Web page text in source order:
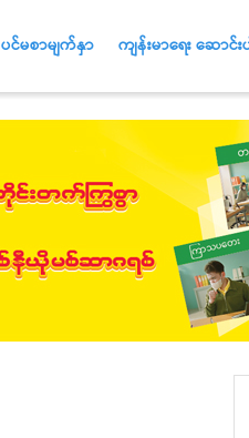
ပင်မစာမျက်နှာ ကျန်းမာရေး ဆောင်းပ